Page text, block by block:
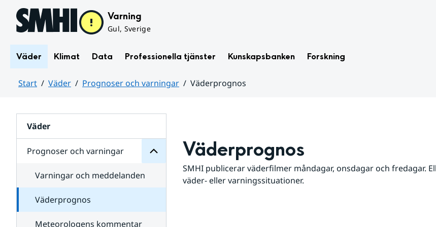
Hoppa till sidans innehåll Varning
Gul, Sverige
Väder Klimat Data Professionella tjänster Kunskapsbanken Forskning
Start Väder Prognoser och varningar
Väderprognos
Väder
Prognoser och varningar
för
varningar
Varningar och meddelanden
Väderprognos
Meteorologens kommentar
Väderprognos
SMHI publicerar väderfilmer måndagar, onsdagar och fredagar.
väder- eller varningssituationer.